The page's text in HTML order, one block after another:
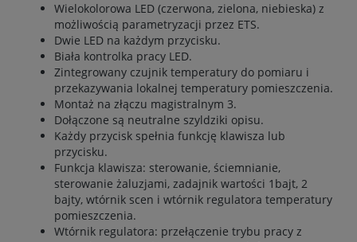
Wielokolorowa LED (czerwona, zielona, niebieska) z
możliwością parametryzacji przez ETS.
Dwie LED na każdym przycisku.
Biała kontrolka pracy LED.
Zintegrowany czujnik temperatury do pomiaru i
przekazywania lokalnej temperatury pomieszczenia.
Montaż na złączu magistralnym 3.
Dołączone są neutralne szyldziki opisu.
Każdy przycisk spełnia funkcję klawisza lub
przycisku.
Funkcja klawisza: sterowanie, ściemnianie,
sterowanie żaluzjami, zadajnik wartości 1bajt, 2
bajty, wtórnik scen i wtórnik regulatora temperatury
pomieszczenia.
Wtórnik regulatora: przełączenie trybu pracy z